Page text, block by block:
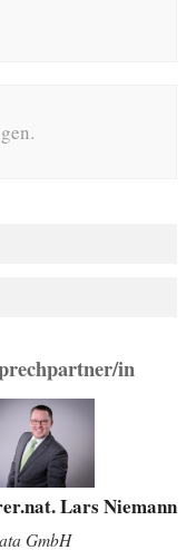
in
Lars Niemann
GmbH